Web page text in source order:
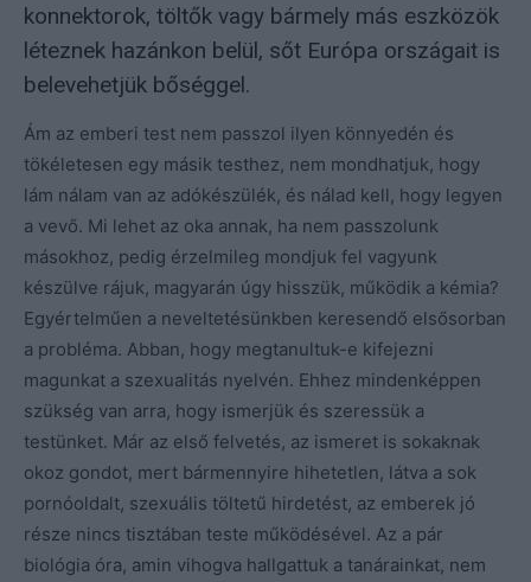
konnektorok, töltők vagy bármely más eszközök
léteznek hazánkon belül, sőt Európa országait is
belevehetjük bőséggel.
Ám az emberi test nem passzol ilyen könnyedén és
tökéletesen egy másik testhez, nem mondhatjuk, hogy
lám nálam van az adókészülék, és nálad kell, hogy legyen
a vevő. Mi lehet az oka annak, ha nem passzolunk
másokhoz, pedig érzelmileg mondjuk fel vagyunk
készülve rájuk, magyarán úgy hisszük, működik a kémia?
Egyértelműen a neveltetésünkben keresendő elsősorban
a probléma. Abban, hogy megtanultuk-e kifejezni
magunkat a szexualitás nyelvén. Ehhez mindenképpen
szükség van arra, hogy ismerjük és szeressük a
testünket. Már az első felvetés, az ismeret is sokaknak
okoz gondot, mert bármennyire hihetetlen, látva a sok
pornóoldalt, szexuális töltetű hirdetést, az emberek jó
része nincs tisztában teste működésével. Az a pár
biológia óra, amin vihogva hallgattuk a tanárainkat, nem